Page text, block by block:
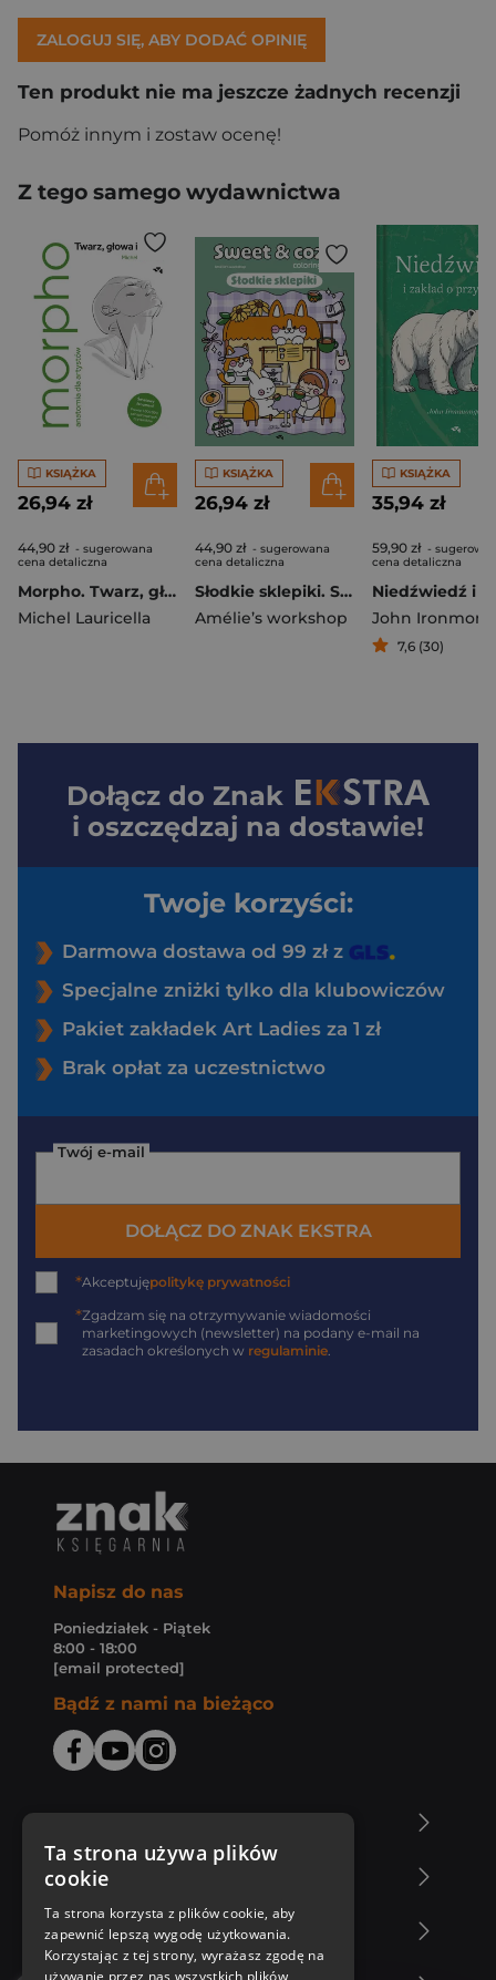
ZALOGUJ SIĘ, ABY DODAĆ OPINIĘ
Ten produkt nie ma jeszcze żadnych recenzji
Pomóż innym i zostaw ocenę!
Z tego samego wydawnictwa
KSIĄŻKA
26,94 zł
44,90 zł - sugerowana
cena detaliczna
Morpho. Twarz, głowa i szyja
Michel Lauricella
KSIĄŻKA
26,94 zł
44,90 zł - sugerowana
cena detaliczna
Słodkie sklepiki. Sweet & cozy coloring
Amélie’s workshop
KSIĄŻKA
35,94 zł
59,90 zł -
cena detaliczna
John
7,6 (30)
Dołącz do Znak
i oszczędzaj na dostawie!
Twoje korzyści:
Darmowa dostawa od 99 zł z
Specjalne zniżki tylko dla klubowiczów
Pakiet zakładek Art Ladies za 1 zł
Brak opłat za uczestnictwo
Twój e-mail
DOŁĄCZ DO ZNAK EKSTRA
*Akceptujępolitykę prywatności
*Zgadzam się na otrzymywanie wiadomości
marketingowych (newsletter) na podany e-mail na
zasadach określonych w regulaminie.
Napisz do nas
Poniedziałek - Piątek
8:00 - 18:00
[email protected]
Bądź z nami na bieżąco
Zakupy u nas
Nasza oferta
Ta strona używa plików
cookie
Ta strona korzysta z plików cookie, aby
zapewnić lepszą wygodę użytkowania.
Korzystając z tej strony, wyrażasz zgodę na
używanie przez nas wszystkich plików